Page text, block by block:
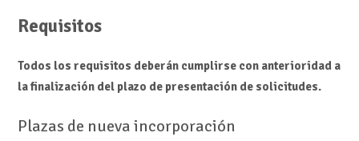
Requisitos
Todos los requisitos deberán cumplirse con anterioridad a
la finalización del plazo de presentación de solicitudes.
Plazas de nueva incorporación